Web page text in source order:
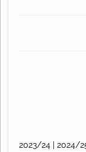
2023/24 | 2024/